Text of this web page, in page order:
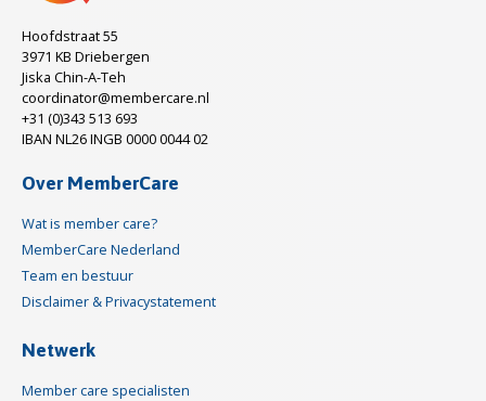
Hoofdstraat 55
3971 KB Driebergen
Jiska Chin-A-Teh
coordinator@membercare.nl
+31 (0)343 513 693
IBAN NL26 INGB 0000 0044 02
Over MemberCare
Wat is member care?
MemberCare Nederland
Team en bestuur
Disclaimer & Privacystatement
Netwerk
Member care specialisten